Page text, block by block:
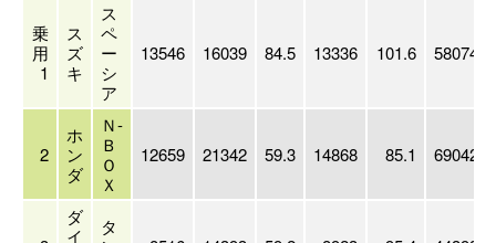
乗
用
1
ス
ズ
キ
ス
ペ
ー
シ
ア
13546 16039 84.5 13336 101.6 58074
2
ホ
ン
ダ
Ｎ-
Ｂ
Ｏ
Ｘ
12659 21342 59.3 14868 85.1 69042
ダ
イ
タ